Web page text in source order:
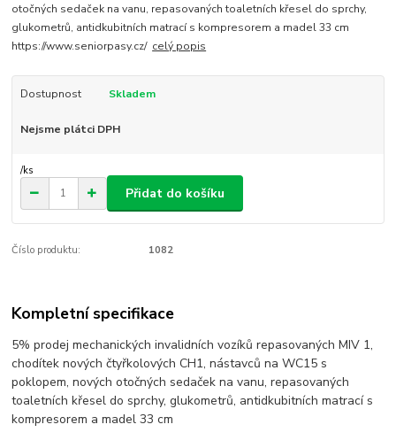
otočných sedaček na vanu, repasovaných toaletních křesel do sprchy,
glukometrů, antidkubitních matrací s kompresorem a madel 33 cm
https://www.seniorpasy.cz/ celý popis
Dostupnost Skladem
Nejsme plátci DPH
/ks
Přidat do košíku
Číslo produktu: 1082
Kompletní specifikace
5% prodej mechanických invalidních vozíků repasovaných MIV 1,
chodítek nových čtyřkolových CH1, nástavců na WC15 s
poklopem, nových otočných sedaček na vanu, repasovaných
toaletních křesel do sprchy, glukometrů, antidkubitních matrací s
kompresorem a madel 33 cm